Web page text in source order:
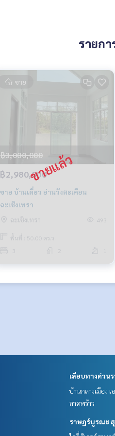
รายกา
ขาย
฿3,000,000
฿2,980,000
ขาย บ้านเดี่ยว ย่านวังตะเคียน
ฉะเชิงเทรา
ฉะเชิงเทรา
493
พื้นที่ : 50.00 ตร.ว.
เลียบทางด่วน
บ้านกลางเมือง
ลาดพร้าว
ราษฎร์บูรณะ